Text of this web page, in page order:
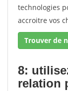
technologies
accroitre vos
Trouver de
8:
relation